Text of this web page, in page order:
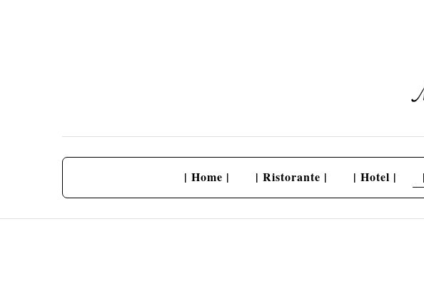
| Home | | Ristorante | | Hotel |